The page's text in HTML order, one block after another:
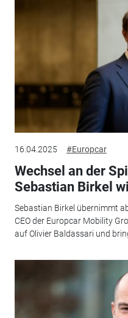
16.04.2025 #Europcar
Wechsel an der
Sebastian Birkel
Sebastian Birkel übernimmt
CEO der Europcar Mobility
auf Olivier Baldassari und